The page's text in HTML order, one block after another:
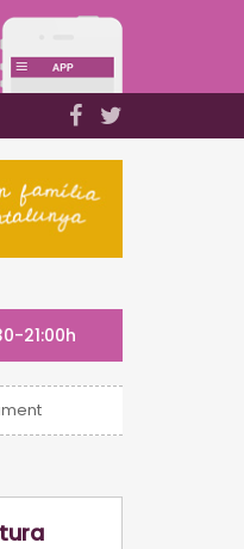
21:00h